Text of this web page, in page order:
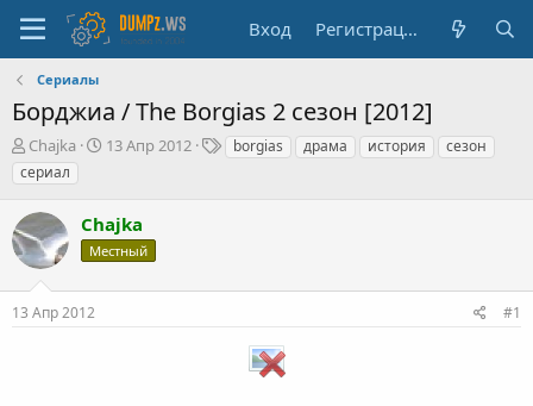
Вход Регистрация
Сериалы
Борджиа / The Borgias 2 сезон [2012]
А
в
т
о
р
т
е
м
ы
Chajka
Д
н
а
а
13 Апр 2012
Тborgias драма история
сезон
сериал
Chajka
Местный
13 Апр 2012 #1